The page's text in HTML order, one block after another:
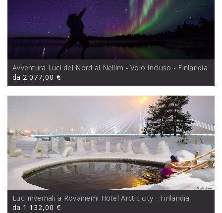
Avventura Luci del Nord al Nellim - Volo Incluso - Finlandia
da 2.077,00 €
Luci invernali a Rovaniemi Hotel Arctic city - Finlandia
da 1.132,00 €